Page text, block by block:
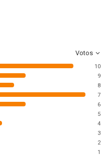
Votos
10
9
8
7
6
5
4
3
2
1